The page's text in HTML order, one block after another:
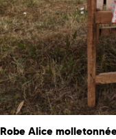
Robe Alice